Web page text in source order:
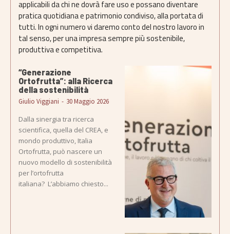
applicabili da chi ne dovrà fare uso e possano diventare
pratica quotidiana e patrimonio condiviso, alla portata di
tutti. In ogni numero vi daremo conto del nostro lavoro in
tal senso, per una impresa sempre più sostenibile,
produttiva e competitiva.
“Generazione
Ortofrutta”: alla Ricerca
della sostenibilità
Giulio Viggiani - 30 Maggio 2026
Dalla sinergia tra ricerca
scientifica, quella del CREA, e
mondo produttivo, Italia
Ortofrutta, può nascere un
nuovo modello di sostenibilità
per l’ortofrutta
italiana? L’abbiamo chiesto...